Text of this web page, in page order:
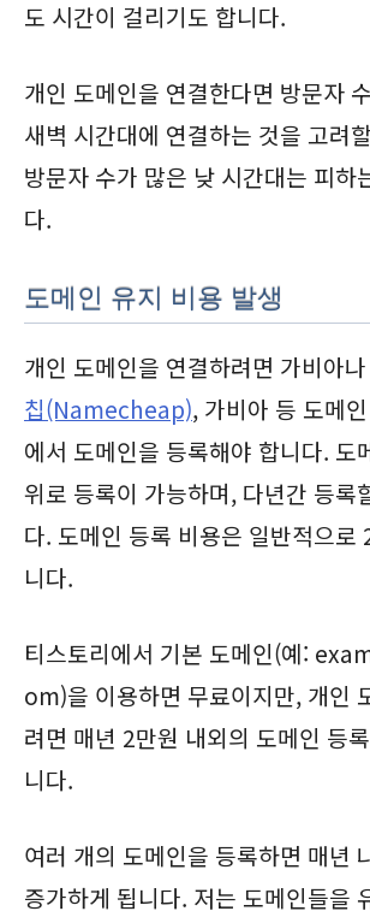
도 시간이 걸리기도 합니다.
개인 도메인을 연결한다면 방문자
새벽 시간대에 연결하는 것을 고려
방문자 수가 많은 낮 시간대는 피하
다.
도메인 유지 비용 발생
개인 도메인을 연결하려면 가비아나
칩(Namecheap), 가비아 등 도메
에서 도메인을 등록해야 합니다. 도
위로 등록이 가능하며, 다년간 등록
다. 도메인 등록 비용은 일반적으로
니다.
티스토리에서 기본 도메인(예:
om)을 이용하면 무료이지만, 개인
려면 매년 2만원 내외의 도메인 등
니다.
여러 개의 도메인을 등록하면 매년
증가하게 됩니다. 저는 도메인들을